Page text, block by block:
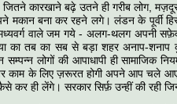
कारखाने बढ़े उतने ही गरीब लोग,
मकान बना कर रहने लगे। लंडन के पूर्वी
वाले जम गये - अलग-थलग अपनी
तब का सब से बड़ा शहर अनाप-शनाप
लोगों की आपाधापी ही सामाजिक
काम के लिए ज़रूरत होगी अपने आप चले
ही लेंगे। सरकार सिर्फ़ उन्हीं की रही